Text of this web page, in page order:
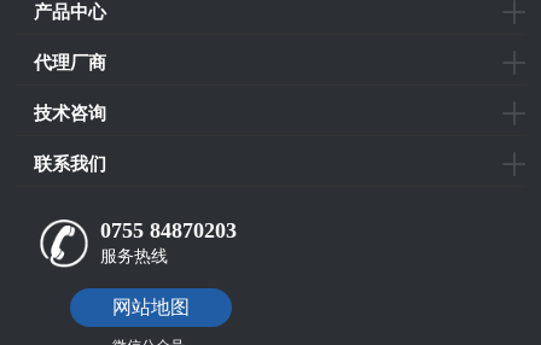
产品中心
代理厂商
技术咨询
联系我们
0755 84870203
服务热线
网站地图